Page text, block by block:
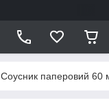
Соусник паперовий 60